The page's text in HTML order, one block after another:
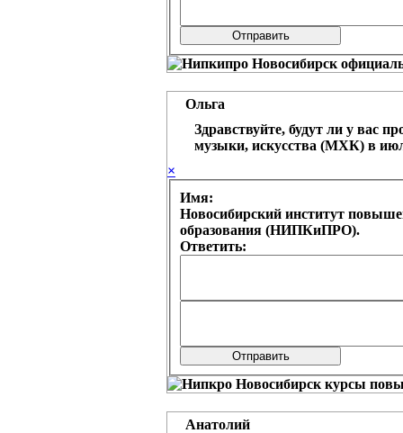
Ольга
Здравствуйте, будут ли у вас
музыки, искусства (МХК) в
×
Имя:
Новосибирский институт
образования (НИПКиПРО).
Ответить:
Анатолий